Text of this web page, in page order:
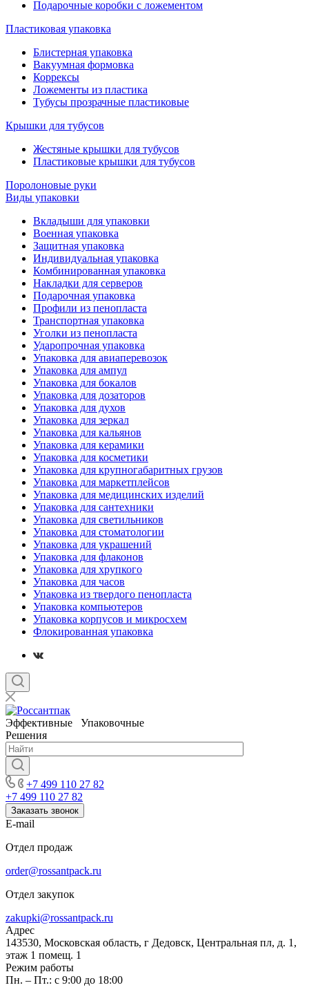
Подарочные коробки с ложементом
Пластиковая упаковка
Блистерная упаковка
Вакуумная формовка
Коррексы
Ложементы из пластика
Тубусы прозрачные пластиковые
Крышки для тубусов
Жестяные крышки для тубусов
Пластиковые крышки для тубусов
Поролоновые руки
Виды упаковки
Вкладыши для упаковки
Военная упаковка
Защитная упаковка
Индивидуальная упаковка
Комбинированная упаковка
Накладки для серверов
Подарочная упаковка
Профили из пенопласта
Транспортная упаковка
Уголки из пенопласта
Ударопрочная упаковка
Упаковка для авиаперевозок
Упаковка для ампул
Упаковка для бокалов
Упаковка для дозаторов
Упаковка для духов
Упаковка для зеркал
Упаковка для кальянов
Упаковка для керамики
Упаковка для косметики
Упаковка для крупногабаритных грузов
Упаковка для маркетплейсов
Упаковка для медицинских изделий
Упаковка для сантехники
Упаковка для светильников
Упаковка для стоматологии
Упаковка для украшений
Упаковка для флаконов
Упаковка для хрупкого
Упаковка для часов
Упаковка из твердого пенопласта
Упаковка компьютеров
Упаковка корпусов и микросхем
Флокированная упаковка
Эффективные Упаковочные
Решения
+7 499 110 27 82
+7 499 110 27 82
Заказать звонок
E-mail
Отдел продаж
order@rossantpack.ru
Отдел закупок
zakupki@rossantpack.ru
Адрес
143530, Московская область, г Дедовск, Центральная пл, д. 1,
этаж 1 помещ. 1
Режим работы
Пн. – Пт.: с 9:00 до 18:00